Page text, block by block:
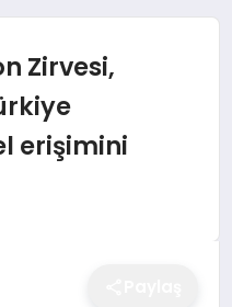
Zirvesi,
erişimini